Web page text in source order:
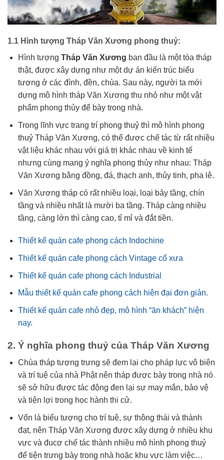
1.1 Hình tượng Tháp Văn Xương phong thuỷ:
Hình tượng Tháp Văn Xương ban đầu là một tòa tháp
thật, được xây dựng như một dự án kiến trúc biểu
tượng ở các đình, đền, chùa. Sau này, người ta mới
dựng mô hình tháp Văn Xương thu nhỏ như một vật
phẩm phong thủy để bày trong nhà.
Trong lĩnh vực trang trí phong thuỷ thì mô hình phong
thuỷ Tháp Văn Xương, có thể được chế tác từ rất nhiều
vật liệu khác nhau với giá trị khác nhau về kinh tế
nhưng cùng mang ý nghĩa phong thủy như nhau: Tháp
Văn Xương bằng đồng, đá, thạch anh, thủy tinh, pha lê.
Văn Xương tháp có rất nhiều loại, loại bảy tầng, chín
tầng và nhiều nhất là mười ba tầng. Tháp càng nhiều
tầng, càng lớn thì càng cao, tỉ mỉ và đắt tiền.
Thiết kế quán cafe phong cách Indochine
Thiết kế quán cafe phong cách Vintage cổ xưa
Thiết kế quán cafe phong cách Industrial
Mẫu thiết kế quán cafe phong cách hiện đại đơn giản.
Thiết kế quán cafe nhỏ đẹp, mô hình “ăn khách” hiện
nay.
2. Ý nghĩa phong thuỷ của Tháp Văn Xương
Chùa tháp tượng trưng sẽ đem lại cho pháp lực vô biên
và trí tuệ của nhà Phật nên tháp được bày trong nhà nó
sẽ sở hữu được tác động đen lại sự may mắn, bảo vệ
và tiện lợi trong học hành thi cử.
Vốn là biểu tượng cho trí tuệ, sự thông thái và thành
đạt, nên Tháp Văn Xương được xây dựng ở nhiều khu
vực và đucợ chế tác thành nhiều mô hình phong thuỷ
để tiện trưng bày trong nhà hoặc khu vực làm việc…